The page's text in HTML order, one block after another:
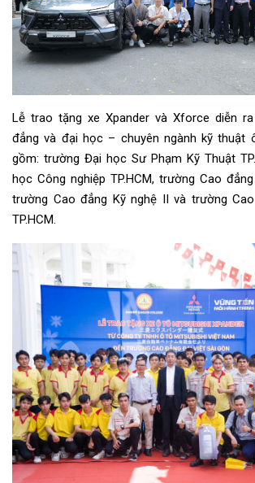
Lễ trao tặng xe Xpander và Xforce diễn
đẳng và đại học – chuyên ngành kỹ thuật
gồm: trường Đại học Sư Phạm Kỹ Thuật
học Công nghiệp TP.HCM, trường Cao
trường Cao đẳng Kỹ nghệ II và trường
TP.HCM.